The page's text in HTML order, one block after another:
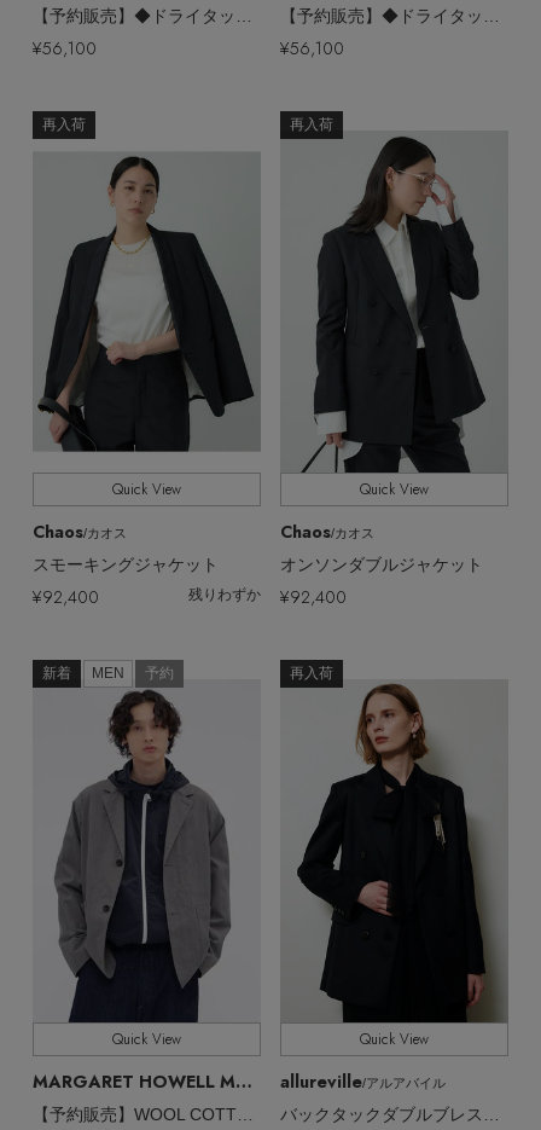
¥56,100
¥56,100
再入荷
Quick View
Chaos/カオス
オンソンダブルジャケット
¥92,400
再入荷
Quick View
Chaos/カオス
スモーキングジャケット
¥92,400 残りわずか
再入荷
Quick View
allureville/アルアバイル
新着 MEN 予約
Quick View
MARGARET HOWELL MEN /マーガレット・ハウエル メン
【予約販売】WOOL COTTON TWILL JACKET